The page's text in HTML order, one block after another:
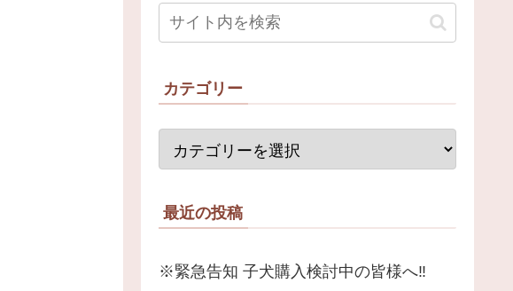
カテゴリー
最近の投稿
※緊急告知 子犬購入検討中の皆様へ‼️